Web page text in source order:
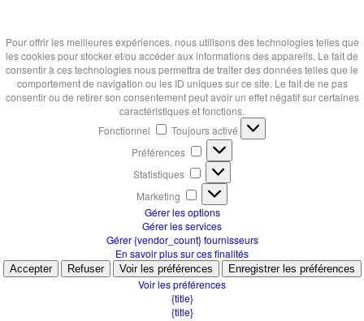
Pour offrir les meilleures expériences, nous utilisons des technologies telles que
les cookies pour stocker et/ou accéder aux informations des appareils. Le fait de
consentir à ces technologies nous permettra de traiter des données telles que le
comportement de navigation ou les ID uniques sur ce site. Le fait de ne pas
consentir ou de retirer son consentement peut avoir un effet négatif sur certaines
caractéristiques et fonctions.
Fonctionnel
Toujours activé
Préférences
Préférences
Statistiques Statistiques
Marketing
Marketing
Gérer les options
Gérer les services
Gérer {vendor_count} fournisseurs
En savoir plus sur ces finalités
Accepter Refuser Voir les préférences Enregistrer les préférences
Voir les préférences
{title}
{title}